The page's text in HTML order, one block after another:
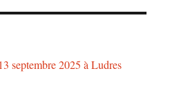
septembre 2025 à Ludres